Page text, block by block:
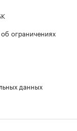
ограничениях
данных